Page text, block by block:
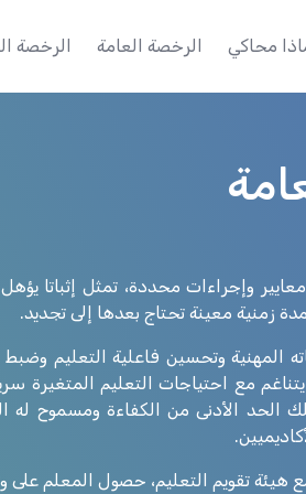
محاكي الرخصة العامة الرخصة
وإجراءات محددة، تمثل إثباتا
زمنية معينة تحتاج بعدها إلى تجديد.
المهنية وتحسين فاعلية التعليم
مع احتياجات التعليم المتغيرة
الحد الأدنى من الكفاءة ومسموح
هيئة تقويم التعليم، حصول المعلم على